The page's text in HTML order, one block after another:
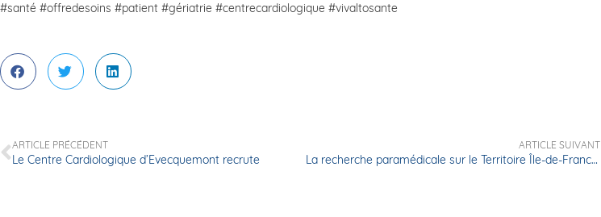
#santé #offredesoins #patient #gériatrie #centrecardiologique #vivaltosante
ARTICLE PRÉCÉDENT
Le Centre Cardiologique d’Evecquemont recrute
ARTICLE SUIVANT
La recherche paramédicale sur le Territoire Île-de-France Vivalto Santé